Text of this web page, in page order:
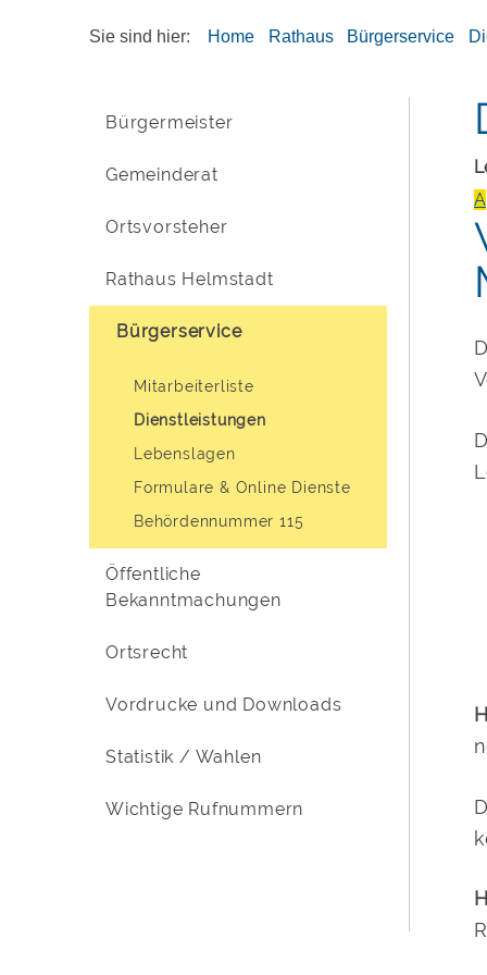
Sie sind hier: Home Rathaus Bürgerservice
Bürgermeister
Gemeinderat
Ortsvorsteher
Rathaus Helmstadt
Bürgerservice
Mitarbeiterliste
Dienstleistungen
Lebenslagen
Formulare & Online Dienste
Behördennummer 115
Öffentliche
Bekanntmachungen
Ortsrecht
Vordrucke und Downloads
Statistik / Wahlen
Wichtige Rufnummern
A